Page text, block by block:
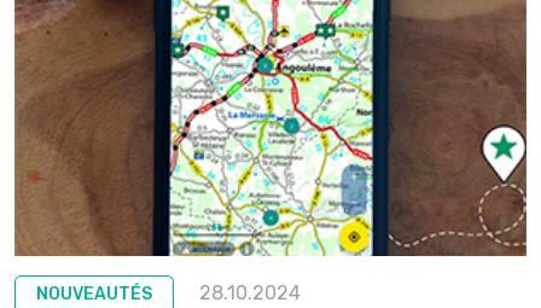
NOUVEAUTÉS 28.10.2024